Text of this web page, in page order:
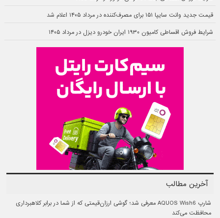
قیمت جدید وانت سایپا ۱۵۱ برای مصرف‌کننده در مرداد ۱۴۰۵ اعلام شد
شرایط فروش اقساطی کامیون ۱۹۳۰ ایران خودرو دیزل در مرداد ۱۴۰۵
آخرین مطالب
شارپ AQUOS Wish6 معرفی شد؛ گوشی ارزان‌قیمتی که از شما در برابر کلاهبرداری
محافظت می‌کند